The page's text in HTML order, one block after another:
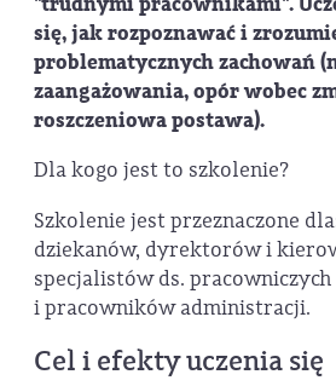
się, jak rozpoznawać i
problematycznych zachowań
zaangażowania, opór wobec
roszczeniowa postawa).
Dla kogo jest to szkolenie?
Szkolenie jest przeznaczone
dziekanów, dyrektorów i
specjalistów ds. pracowniczych
i pracowników administracji.
Cel i efekty uczenia się